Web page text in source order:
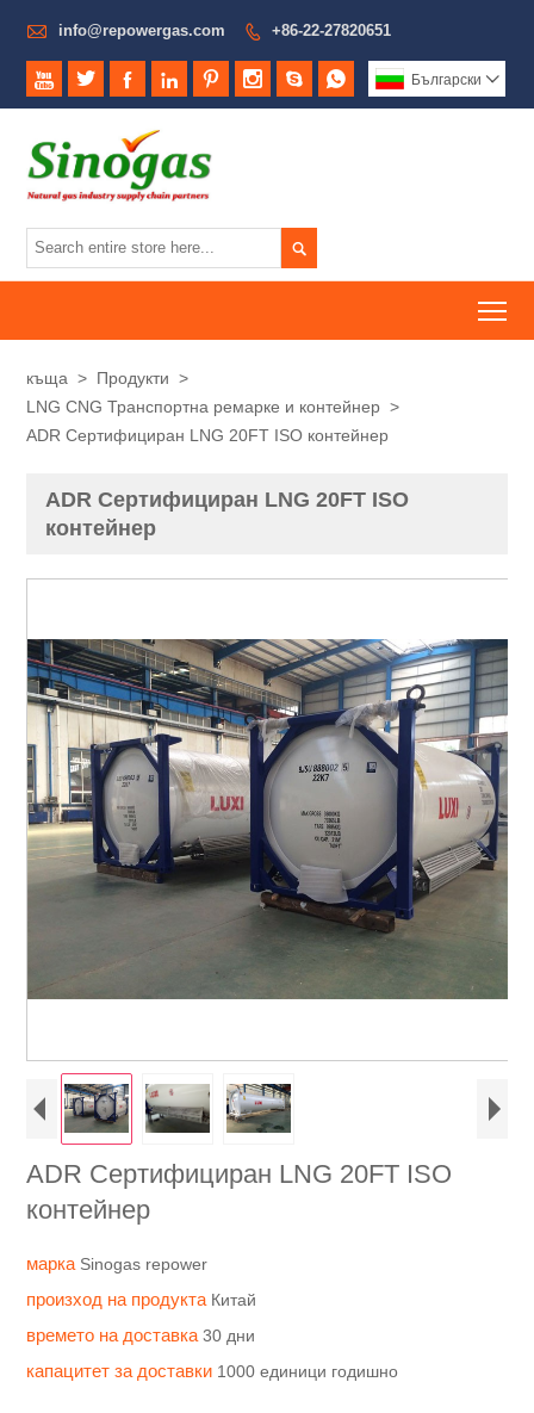
 info@repowergas.com  +86-22-27820651
        Български 

къща > Продукти >
LNG CNG Транспортна ремарке и контейнер >
ADR Сертифициран LNG 20FT ISO контейнер
ADR Сертифициран LNG 20FT ISO
контейнер
ADR Сертифициран LNG 20FT ISO
контейнер
марка Sinogas repower
произход на продукта Китай
времето на доставка30 дни
капацитет за доставки 1000 единици годишно